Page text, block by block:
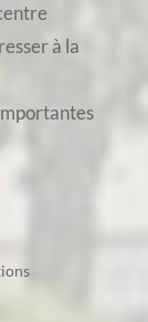
à la